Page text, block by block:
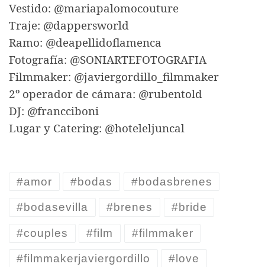
Vestido: @mariapalomocouture
Traje: @dappersworld
Ramo: @deapellidoflamenca
Fotografía: @SONIARTEFOTOGRAFIA
Filmmaker: @javiergordillo_filmmaker
2º operador de cámara: @rubentold
DJ: @francciboni
Lugar y Catering: @hoteleljuncal
#amor #bodas #bodasbrenes
#bodasevilla #brenes #bride
#couples #film #filmmaker
#filmmakerjaviergordillo #love